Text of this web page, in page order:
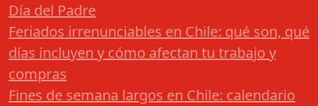
Día del Padre
Feriados irrenunciables en Chile: qué son, qué
días incluyen y cómo afectan tu trabajo y
compras
Fines de semana largos en Chile: calendario